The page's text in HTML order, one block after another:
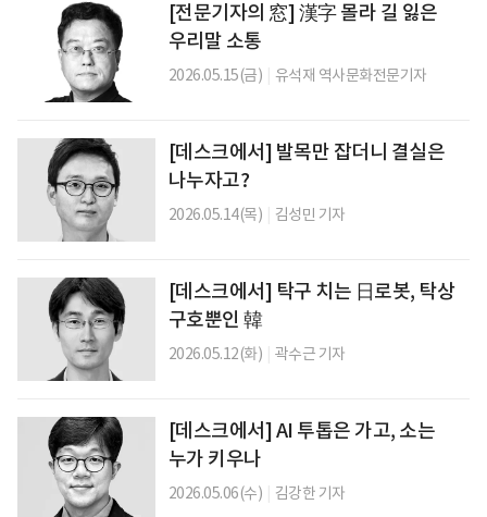
[전문기자의 窓] 漢字 몰라 길 잃은
우리말 소통
2026.05.15(금) 유석재 역사문화전문기자
[데스크에서] 발목만 잡더니 결실은
나누자고?
2026.05.14(목) 김성민 기자
[데스크에서] 탁구 치는 日로봇, 탁상
구호뿐인 韓
2026.05.12(화) 곽수근 기자
[데스크에서] AI 투톱은 가고, 소는
누가 키우나
2026.05.06(수) 김강한 기자